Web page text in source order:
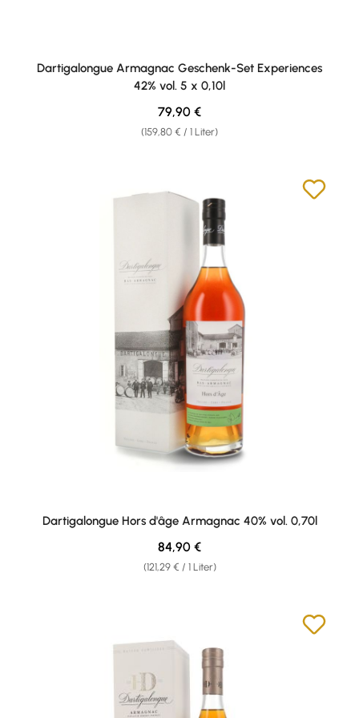
Dartigalongue Armagnac Geschenk-Set Experiences
42% vol. 5 x 0,10l
(159,80 € / 1 Liter)
Regulärer Preis:
79,90 €
Dartigalongue Hors d'âge Armagnac 40% vol. 0,70l
(121,29 € / 1 Liter)
Regulärer Preis:
84,90 €